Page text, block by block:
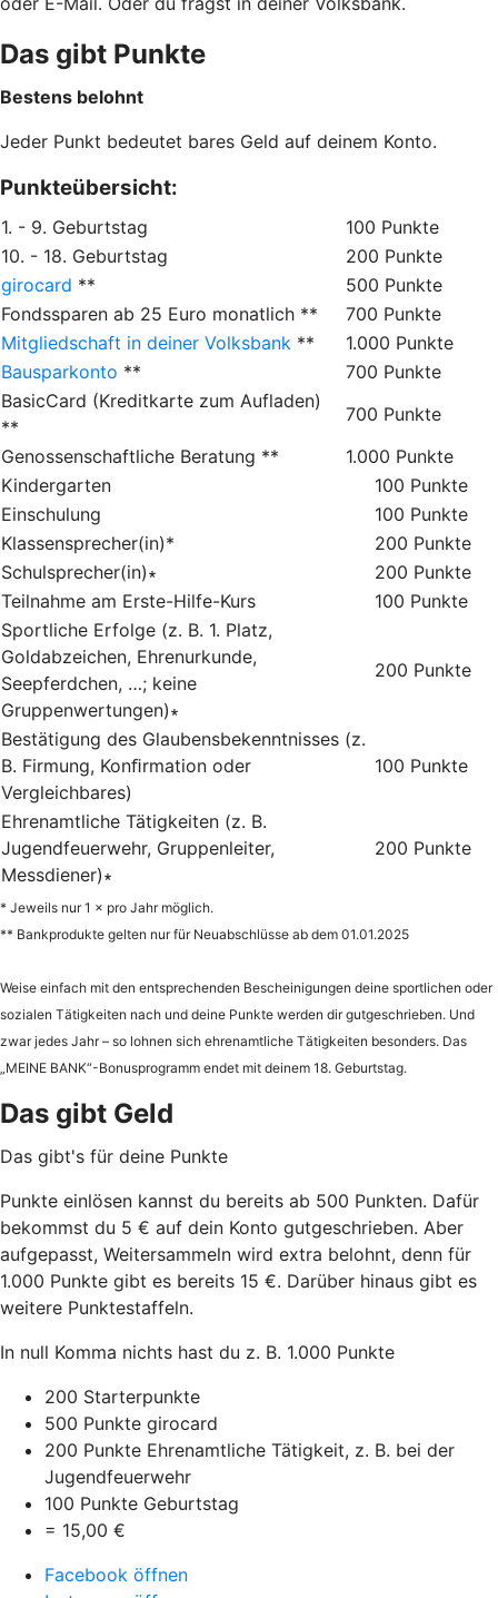
Das gibt Punkte
Bestens belohnt
Jeder Punkt bedeutet bares Geld auf deinem Konto.
Punkteübersicht:
1. - 9. Geburtstag
100 Punkte
10. - 18. Geburtstag
200 Punkte
girocard **
500 Punkte
Fondssparen ab 25 Euro monatlich **
700 Punkte
Mitgliedschaft in deiner Volksbank **
1.000 Punkte
Bausparkonto **
700 Punkte
BasicCard (Kreditkarte zum Aufladen)
**
700 Punkte
Genossenschaftliche Beratung **
1.000 Punkte
Kindergarten
100 Punkte
Einschulung
100 Punkte
Klassensprecher(in)*
200 Punkte
Schulsprecher(in)∗
200 Punkte
Teilnahme am Erste-Hilfe-Kurs
100 Punkte
Sportliche Erfolge (z. B. 1. Platz,
Goldabzeichen, Ehrenurkunde,
Seepferdchen, …; keine
Gruppenwertungen)∗
200 Punkte
Bestätigung des Glaubensbekenntnisses (z.
B. Firmung, Konﬁrmation oder
Vergleichbares)
100 Punkte
Ehrenamtliche Tätigkeiten (z. B.
Jugendfeuerwehr, Gruppenleiter,
Messdiener)∗
200 Punkte
* Jeweils nur 1 × pro Jahr möglich.
** Bankprodukte gelten nur für Neuabschlüsse ab dem 01.01.2025
Weise einfach mit den entsprechenden Bescheinigungen deine sportlichen oder
sozialen Tätigkeiten nach und deine Punkte werden dir gutgeschrieben. Und
zwar jedes Jahr – so lohnen sich ehrenamtliche Tätigkeiten besonders. Das
„MEINE BANK“-Bonusprogramm endet mit deinem 18. Geburtstag.
Das gibt Geld
Das gibt's für deine Punkte
Punkte einlösen kannst du bereits ab 500 Punkten. Dafür
bekommst du 5 € auf dein Konto gutgeschrieben. Aber
aufgepasst, Weitersammeln wird extra belohnt, denn für
1.000 Punkte gibt es bereits 15 €. Darüber hinaus gibt es
weitere Punktestaffeln.
In null Komma nichts hast du z. B. 1.000 Punkte
200 Starterpunkte
500 Punkte girocard
200 Punkte Ehrenamtliche Tätigkeit, z. B. bei der
Jugendfeuerwehr
100 Punkte Geburtstag
= 15,00 €
Facebook öffnen